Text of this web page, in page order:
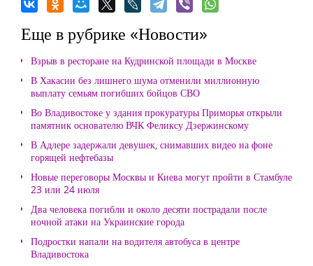
Еще в рубрике «Новости»
Взрыв в ресторане на Кудринской площади в Москве
В Хакасии без лишнего шума отменили миллионную
выплату семьям погибших бойцов СВО
Во Владивостоке у здания прокуратуры Приморья открыли
памятник основателю ВЧК Феликсу Дзержинскому
В Адлере задержали девушек, снимавших видео на фоне
горящей нефтебазы
Новые переговоры Москвы и Киева могут пройти в Стамбуле
23 или 24 июля
Два человека погибли и около десяти пострадали после
ночной атаки на Украинские города
Подростки напали на водителя автобуса в центре
Владивостока